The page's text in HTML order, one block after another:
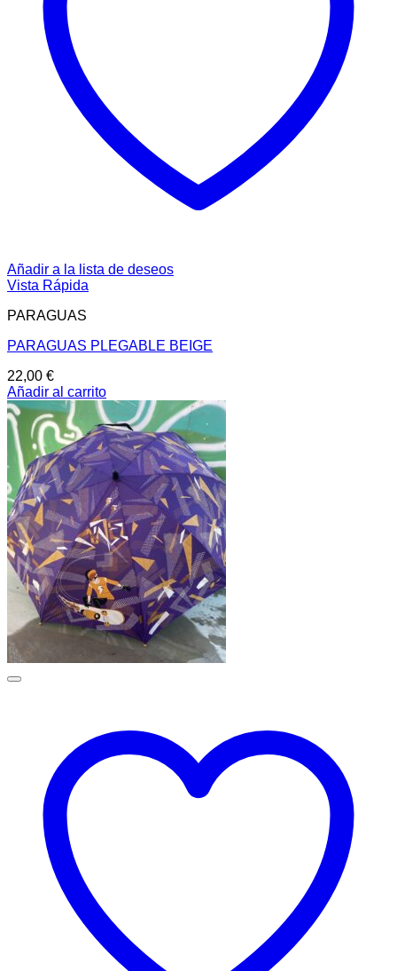
Añadir a la lista de deseos
Vista Rápida
PARAGUAS
PARAGUAS PLEGABLE BEIGE
22,00 €
Añadir al carrito